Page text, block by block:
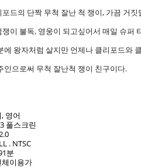
포드의 단짝 무척 잘난 척 쟁이, 가끔 거
쟁이 불독, 영웅이 되고싶어서 매일 슈퍼
에 왕자처럼 살지만 언제나 클리포드와
인으로써 무척 잘난척 쟁이 친구이다.
영어
풀스크린
. NTSC
분
체이용가